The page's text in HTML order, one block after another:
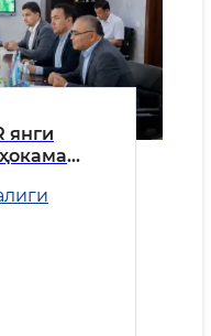
янги